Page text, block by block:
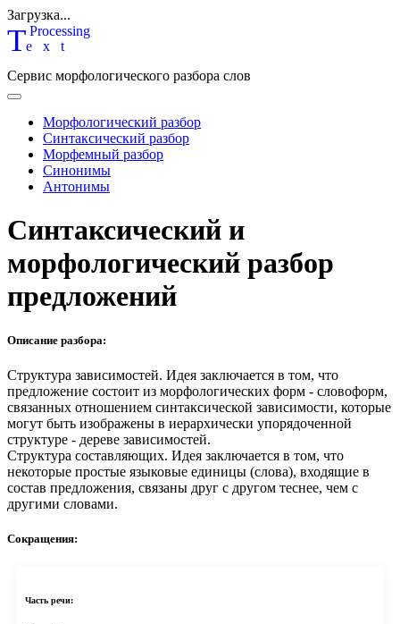
Загрузка...
Text
Processing
Сервис морфологического разбора слов
Морфологический разбор
Синтаксический разбор
Морфемный разбор
Синонимы
Антонимы
Синтаксический и
морфологический разбор
предложений
Описание разбора:
Структура зависимостей. Идея заключается в том, что
предложение состоит из морфологических форм - словоформ,
связанных отношением синтаксической зависимости, которые
могут быть изображены в иерархически упорядоченной
структуре - дереве зависимостей.
Структура составляющих. Идея заключается в том, что
некоторые простые языковые единицы (слова), входящие в
состав предложения, связаны друг с другом теснее, чем с
другими словами.
Сокращения:
Часть речи: